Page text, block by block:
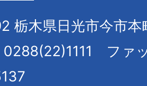
栃木県日光市今市本
ファ